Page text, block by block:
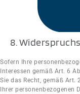
8.
Sofern Ihre
Interessen gemäß Art. 6
Sie das Recht, gemäß Art.
Ihrer personenbezogenen